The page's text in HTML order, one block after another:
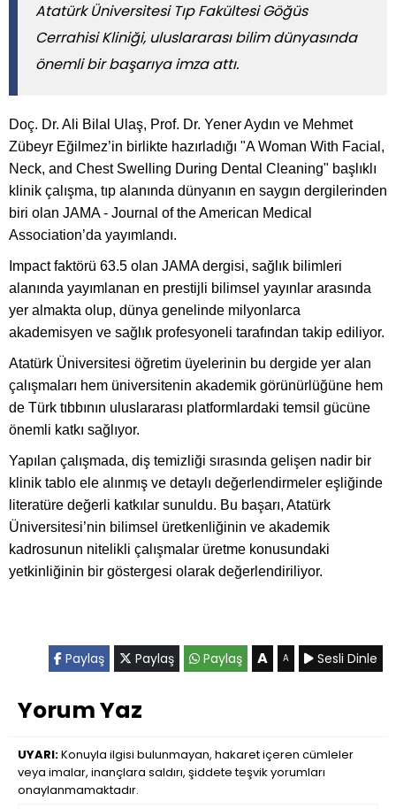
Atatürk Üniversitesi Tıp Fakültesi Göğüs
Cerrahisi Kliniği, uluslararası bilim dünyasında
önemli bir başarıya imza attı.
Doç. Dr. Ali Bilal Ulaş, Prof. Dr. Yener Aydın ve Mehmet
Zübeyr Eğilmez’in birlikte hazırladığı "A Woman With Facial,
Neck, and Chest Swelling During Dental Cleaning" başlıklı
klinik çalışma, tıp alanında dünyanın en saygın dergilerinden
biri olan JAMA - Journal of the American Medical
Association’da yayımlandı.
Impact faktörü 63.5 olan JAMA dergisi, sağlık bilimleri
alanında yayımlanan en prestijli bilimsel yayınlar arasında
yer almakta olup, dünya genelinde milyonlarca
akademisyen ve sağlık profesyoneli tarafından takip ediliyor.
Atatürk Üniversitesi öğretim üyelerinin bu dergide yer alan
çalışmaları hem üniversitenin akademik görünürlüğüne hem
de Türk tıbbının uluslararası platformlardaki temsil gücüne
önemli katkı sağlıyor.
Yapılan çalışmada, diş temizliği sırasında gelişen nadir bir
klinik tablo ele alınmış ve detaylı değerlendirmeler eşliğinde
literatüre değerli katkılar sunuldu. Bu başarı, Atatürk
Üniversitesi’nin bilimsel üretkenliğinin ve akademik
kadrosunun nitelikli çalışmalar üretme konusundaki
yetkinliğinin bir göstergesi olarak değerlendiriliyor.
Paylaş Paylaş Paylaş A A Sesli Dinle
Yorum Yaz
UYARI:Konuyla ilgisi bulunmayan, hakaret içeren cümleler
veya imalar, inançlara saldırı, şiddete teşvik yorumları
onaylanmamaktadır.